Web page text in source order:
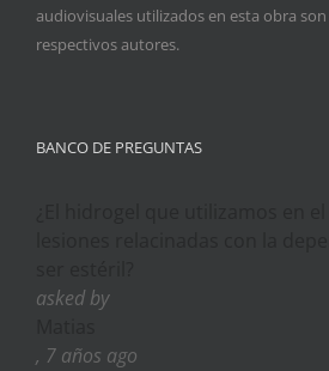
audiovisuales utilizados en esta obra
respectivos autores.
BANCO DE PREGUNTAS
asked by
, 7 años ago